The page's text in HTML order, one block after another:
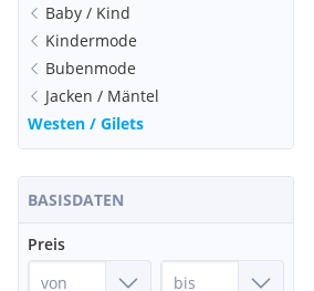
Baby / Kind
Kindermode
Bubenmode
Jacken / Mäntel
Westen / Gilets
BASISDATEN
Preis